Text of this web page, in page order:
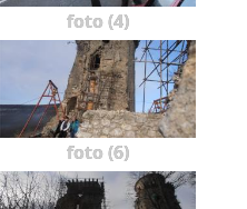
foto (4)
foto (6)